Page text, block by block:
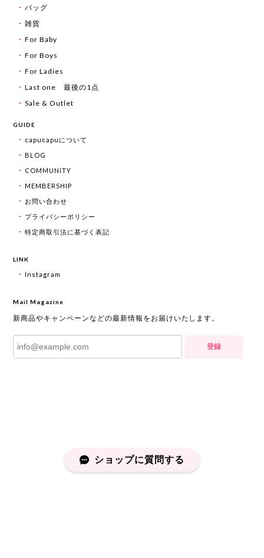
バッグ
雑貨
For Baby
For Boys
For Ladies
Last one 最後の1点
Sale & Outlet
GUIDE
capucapuについて
BLOG
COMMUNITY
MEMBERSHIP
お問い合わせ
プライバシーポリシー
特定商取引法に基づく表記
LINK
Instagram
Mail Magazine
新商品やキャンペーンなどの最新情報をお届けいたします。
登録
ショップに質問する